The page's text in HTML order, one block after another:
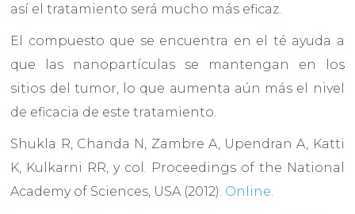
así el tratamiento será mucho más eficaz.
El compuesto que se encuentra en el té ayuda a
que las nanopartículas se mantengan en los
sitios del tumor, lo que aumenta aún más el nivel
de eficacia de este tratamiento.
Shukla R, Chanda N, Zambre A, Upendran A, Katti
K, Kulkarni RR, y col. Proceedings of the National
Academy of Sciences, USA (2012). Online.